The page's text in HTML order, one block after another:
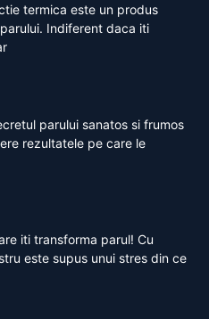
termica este un produs
Indiferent daca iti
parului sanatos si frumos
rezultatele pe care le
iti transforma parul! Cu
este supus unui stres din ce